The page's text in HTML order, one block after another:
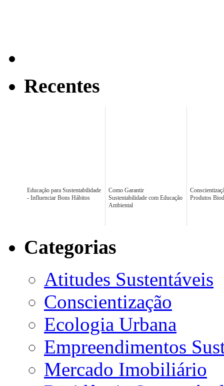
Recentes
Educação para Sustentabilidade
- Influenciar Bons Hábitos
Como Garantir
Sustentabilidade com Educação
Ambiental
Produtos
Categorias
Atitudes Sustentáveis
Conscientização
Ecologia Urbana
Empreendimentos
Mercado Imobiliário